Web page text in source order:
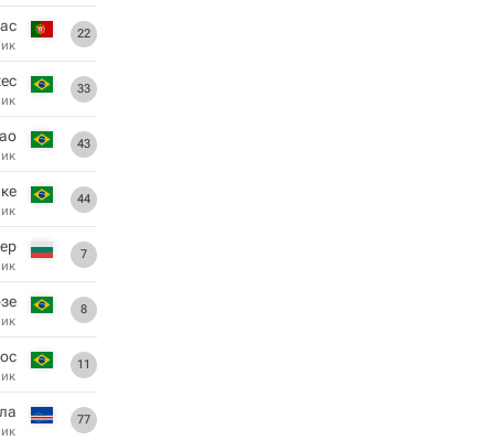
22
33
43
44
7
8
11
77